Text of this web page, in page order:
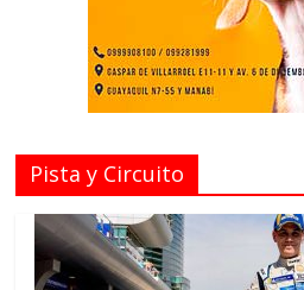
Pista y Circuito